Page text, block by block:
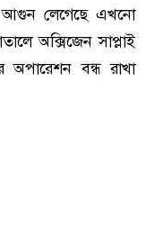
লেগেছে এখনো
অক্সিজেন সাপ্লাই
বন্ধ রাখা